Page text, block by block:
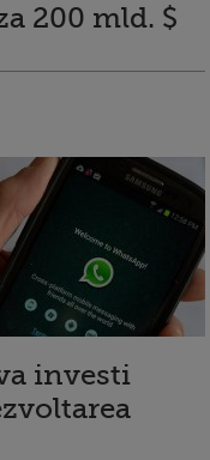
200 mld. $
investi